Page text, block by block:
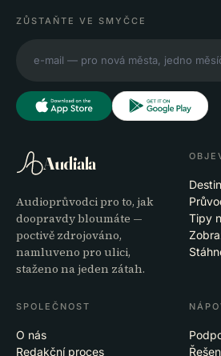
ZŮSTAŇTE VE SMYČCE
Audiala
Audioprůvodci pro to, jak
doopravdy bloumáte —
poctivě zdrojováno,
namluveno pro ulici,
staženo na jeden zátah.
Tipy
SPOLEČNOST
O nás
Redakční proces